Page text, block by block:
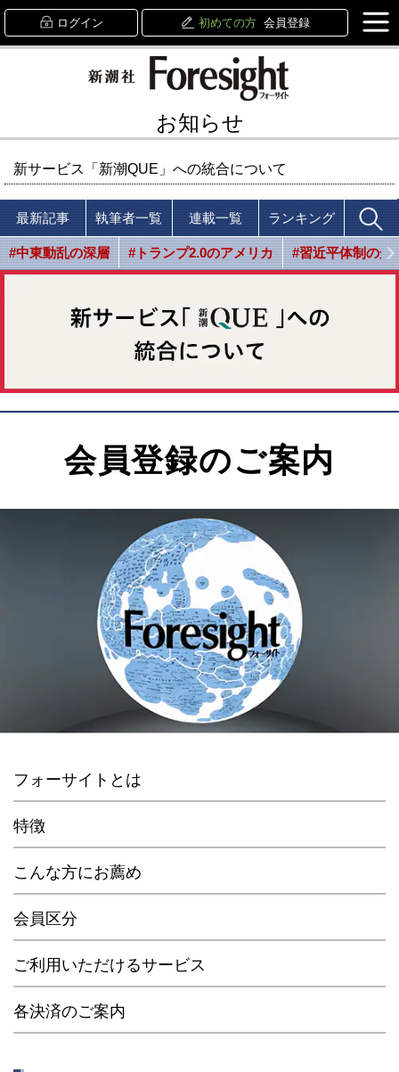
ログイン 初めての方 会員登録
お知らせ
新サービス「新潮QUE」への統合について
最新記事 執筆者一覧 連載一覧 ランキング
#中東動乱の深層 #トランプ2.0のアメリカ #習近平体制の光
会員登録のご案内
フォーサイトとは
特徴
こんな方にお薦め
会員区分
ご利用いただけるサービス
各決済のご案内